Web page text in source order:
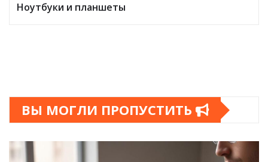
Ноутбуки и планшеты
ВЫ МОГЛИ ПРОПУСТИТЬ